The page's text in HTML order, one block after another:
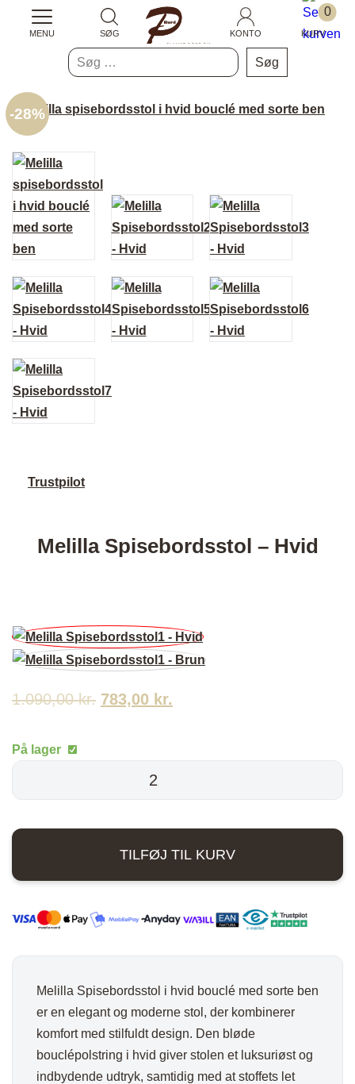
Søg
efter:
MENU SØG KONTO
0
KURV
Trustpilot
-28%
Melilla Spisebordsstol – Hvid
1.090,00kr. Den
1.090,00 kr..
783,00 kr.
783,00 kr..
På lager
Hvid
TILFØJ TIL KURV
Melilla Spisebordsstol i hvid bouclé med sorte ben
er en elegant og moderne stol, der kombinerer
komfort med stilfuldt design. Den bløde
bouclépolstring i hvid giver stolen et luksuriøst og
indbydende udtryk, samtidig med at stoffets let